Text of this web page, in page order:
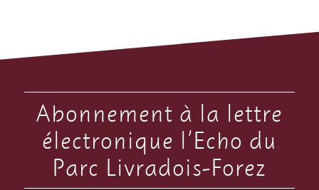
Abonnement à la lettre
électronique l’Echo du
Parc Livradois-Forez